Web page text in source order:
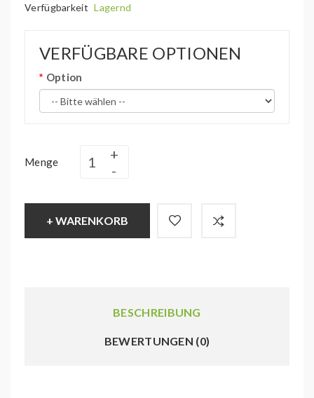
Verfügbarkeit Lagernd
VERFÜGBARE OPTIONEN
Option
Menge
+ WARENKORB
BESCHREIBUNG
BEWERTUNGEN (0)